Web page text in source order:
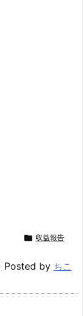
 収益報告
Posted by ちこ